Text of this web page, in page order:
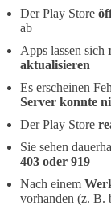
Der Play Store
ab
Apps lassen sich
aktualisieren
Es erscheinen
Server konnte
Der Play Store
Sie sehen
403 oder 919
Nach einem
vorhanden (z. B.